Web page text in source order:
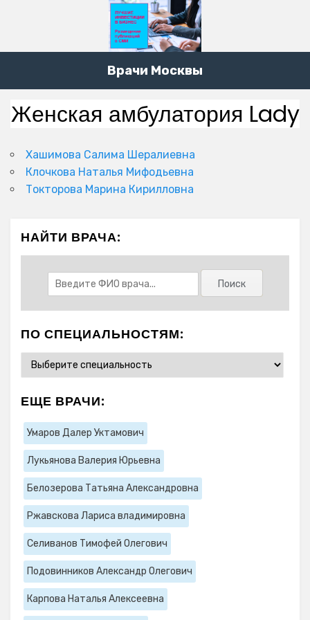
Врачи Москвы
Женская амбулатория Lady
Хашимова Салима Шералиевна
Клочкова Наталья Мифодьевна
Токторова Марина Кирилловна
НАЙТИ ВРАЧА:
ПО СПЕЦИАЛЬНОСТЯМ:
ЕЩЕ ВРАЧИ:
Умаров Далер Уктамович
Лукьянова Валерия Юрьевна
Белозерова Татьяна Александровна
Ржавскова Лариса владимировна
Селиванов Тимофей Олегович
Подовинников Александр Олегович
Карпова Наталья Алексеевна